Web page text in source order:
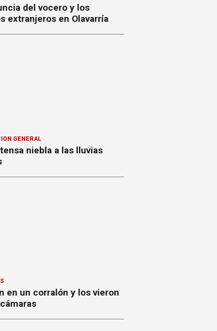
del vocero y los
extranjeros en Olavarría
GENERAL
niebla a las lluvias
en un corralón y los vieron